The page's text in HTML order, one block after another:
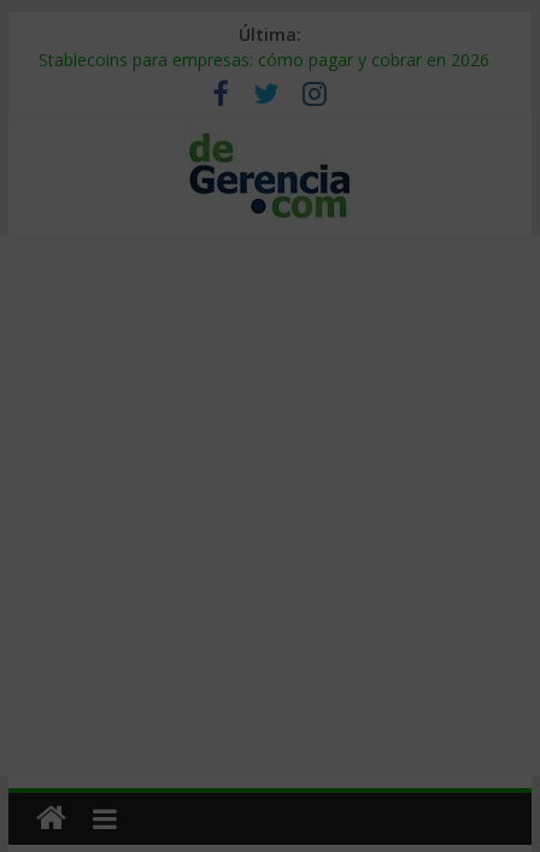
Última:
Stablecoins para empresas: cómo pagar y cobrar en 2026
Despido silencioso: qué es y por qué sale tan caro
IA en selección de personal: cómo auditarla a tiempo
Trabajo forzoso en la cadena de suministro: qué hacer
Mercado hispano de EE. UU.: cómo segmentarlo y venderle